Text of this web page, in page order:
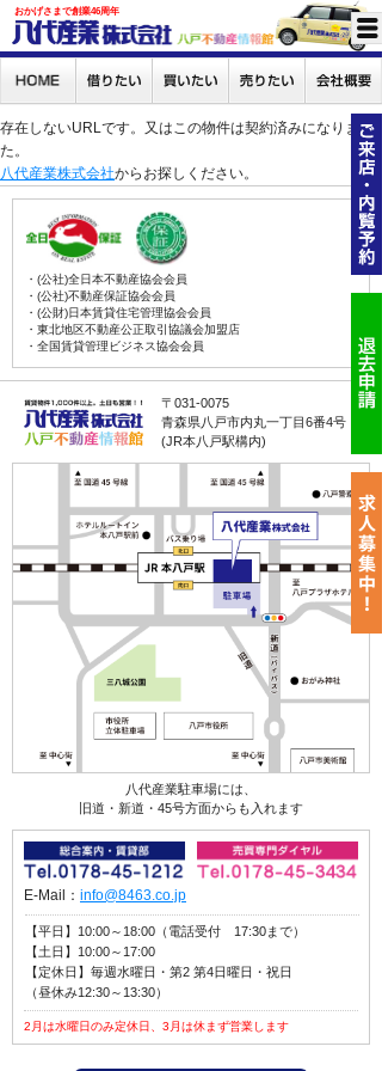
おかげさまで創業46周年
存在しないURLです。又はこの物件は契約済みになりまし
た。
八代産業株式会社からお探しください。
・(公社)全日本不動産協会会員
・(公社)不動産保証協会会員
・(公財)日本賃貸住宅管理協会会員
・東北地区不動産公正取引協議会加盟店
・全国賃貸管理ビジネス協会会員
〒031-0075
青森県八戸市内丸一丁目6番4号
(JR本八戸駅構内)
八代産業駐車場には、
旧道・新道・45号方面からも入れます
E-Mail： info@8463.co.jp
【平日】10:00～18:00（電話受付 17:30まで）
【土日】10:00～17:00
【定休日】毎週水曜日・第2 第4日曜日・祝日
（昼休み12:30～13:30）
2月は水曜日のみ定休日、3月は休まず営業します